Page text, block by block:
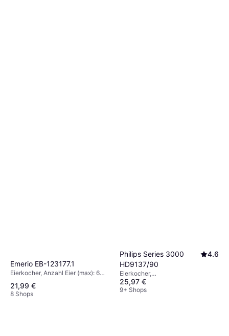
Emerio EB-123177.1
Eierkocher, Anzahl Eier (max): 6
21,99 €
8 Shops
Philips Series 3000
HD9137/90
4.6
Eierkocher,
Spülmaschinengeeignet, Anzahl
Eier (max): 6 Stk.
25,97 €
9+ Shops